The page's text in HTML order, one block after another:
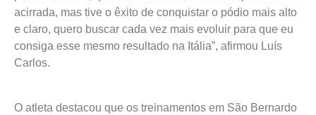
para o Mundial, que vai ser na Itália. Foi uma prova bem
acirrada, mas tive o êxito de conquistar o pódio mais alto
e claro, quero buscar cada vez mais evoluir para que eu
consiga esse mesmo resultado na Itália”, afirmou Luís